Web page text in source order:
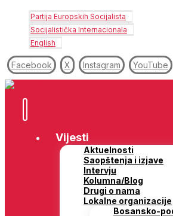
Partija Europskih Socijalista
Socijalistička Internacionala
English
Facebook X Instagram YouTube
Vijesti
Aktuelnosti
Saopštenja i izjave
Intervju
Kolumna/Blog
Drugi o nama
Lokalne organizacije
Bosansko-